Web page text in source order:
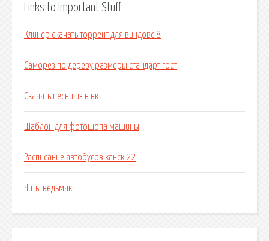
Links to Important Stuff
Клинер скачать торрент для виндовс 8
Саморез по дереву размеры стандарт гост
Скачать песни из в вк
Шаблон для фотошопа машины
Расписание автобусов канск 22
Читы ведьмак